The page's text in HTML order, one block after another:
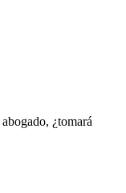
¿tomará